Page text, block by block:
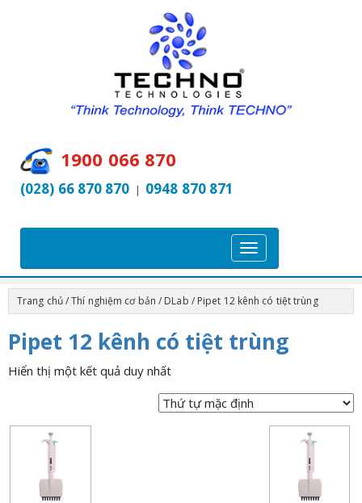
1900 066 870
(028) 66 870 870 | 0948 870 871
T
o
g
g
e
a
v
Trang chủ/Thí nghiệm cơ bản / DLab / Pipet 12 kênh có tiệt trùng
Pipet 12 kênh có tiệt trùng
Hiển thị một kết quả duy nhất